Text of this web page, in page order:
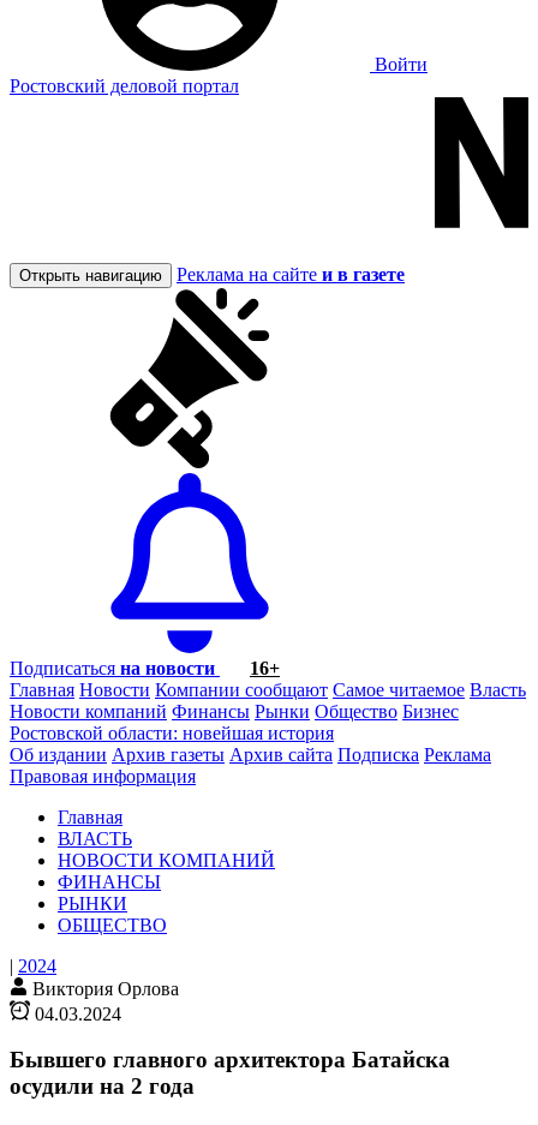
Войти
Ростовский деловой портал
Открыть навигацию Реклама на сайте и в газете
Подписаться на новости
16+
Главная Новости Компании сообщают Самое читаемое Власть
Новости компаний Финансы Рынки Общество Бизнес
Ростовской области: новейшая история
Об издании Архив газеты Архив сайта Подписка Реклама
Правовая информация
Главная
ВЛАСТЬ
НОВОСТИ КОМПАНИЙ
ФИНАНСЫ
РЫНКИ
ОБЩЕСТВО
| 2024
Виктория Орлова
04.03.2024
Бывшего главного архитектора Батайска
осудили на 2 года